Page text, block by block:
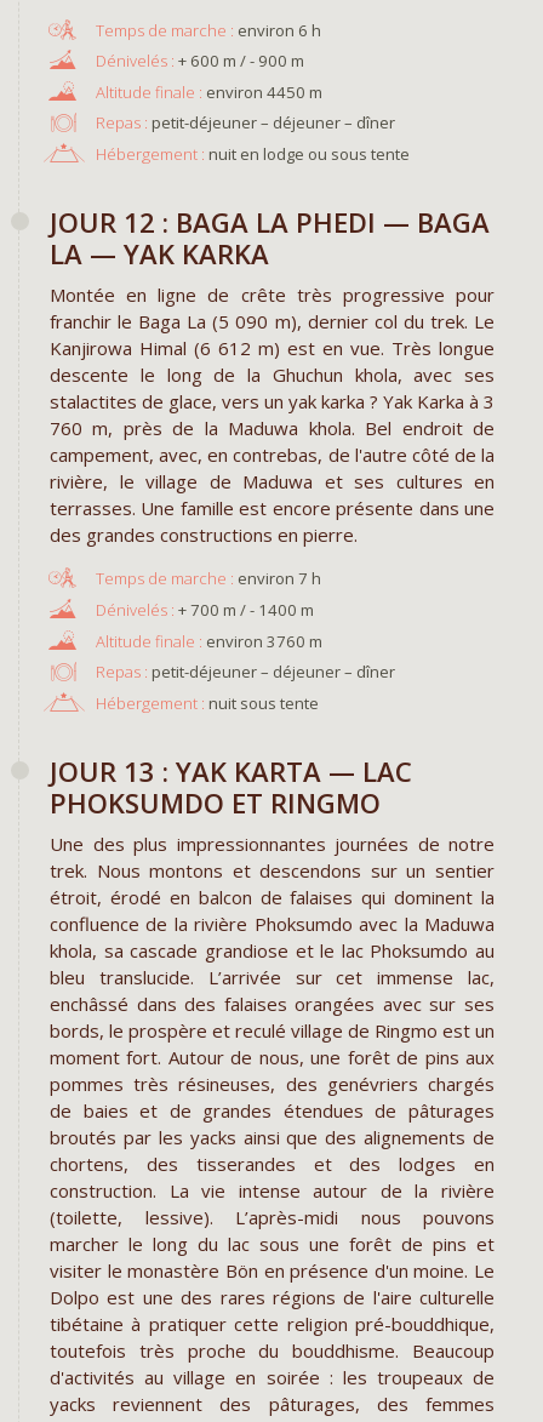
environ 6 h
+ 600 m / - 900 m
environ 4450 m
Repas : petit-déjeuner – déjeuner – dîner
Hébergement : nuit en lodge ou sous tente
JOUR 12 : BAGA LA PHEDI — BAGA
LA — YAK KARKA
Montée en ligne de crête très progressive pour
franchir le Baga La (5 090 m), dernier col du trek. Le
Kanjirowa Himal (6 612 m) est en vue. Très longue
descente le long de la Ghuchun khola, avec ses
stalactites de glace, vers un yak karka ? Yak Karka à 3
760 m, près de la Maduwa khola. Bel endroit de
campement, avec, en contrebas, de l'autre côté de la
rivière, le village de Maduwa et ses cultures en
terrasses. Une famille est encore présente dans une
des grandes constructions en pierre.
environ 7 h
+ 700 m / - 1400 m
environ 3760 m
Repas : petit-déjeuner – déjeuner – dîner
Hébergement : nuit sous tente
JOUR 13 : YAK KARTA — LAC
PHOKSUMDO ET RINGMO
Une des plus impressionnantes journées de notre
trek. Nous montons et descendons sur un sentier
étroit, érodé en balcon de falaises qui dominent la
confluence de la rivière Phoksumdo avec la Maduwa
khola, sa cascade grandiose et le lac Phoksumdo au
bleu translucide. L’arrivée sur cet immense lac,
enchâssé dans des falaises orangées avec sur ses
bords, le prospère et reculé village de Ringmo est un
moment fort. Autour de nous, une forêt de pins aux
pommes très résineuses, des genévriers chargés
de baies et de grandes étendues de pâturages
broutés par les yacks ainsi que des alignements de
chortens, des tisserandes et des lodges en
construction. La vie intense autour de la rivière
(toilette, lessive). L’après-midi nous pouvons
marcher le long du lac sous une forêt de pins et
visiter le monastère Bön en présence d'un moine. Le
Dolpo est une des rares régions de l'aire culturelle
tibétaine à pratiquer cette religion pré-bouddhique,
toutefois très proche du bouddhisme. Beaucoup
d'activités au village en soirée : les troupeaux de
yacks reviennent des pâturages, des femmes